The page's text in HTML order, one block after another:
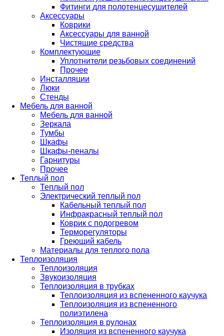
Фитинги для полотенцесушителей
Аксессуары
Коврики
Аксессуары для ванной
Чистящие средства
Комплектующие
Уплотнители резьбовых соединений
Прочее
Инсталляции
Люки
Стенды
Мебель для ванной
Мебель для ванной
Зеркала
Тумбы
Шкафы
Шкафы-пеналы
Гарнитуры
Прочее
Теплый пол
Теплый пол
Электрический теплый пол
Кабельный теплый пол
Инфракрасный теплый пол
Коврик с подогревом
Терморегуляторы
Греющий кабель
Материалы для теплого пола
Теплоизоляция
Теплоизоляция
Звукоизоляция
Теплоизоляция в трубках
Теплоизоляция из вспененного каучука
Теплоизоляция из вспененного
полиэтилена
Теплоизоляция в рулонах
Изоляция из вспененного каучука